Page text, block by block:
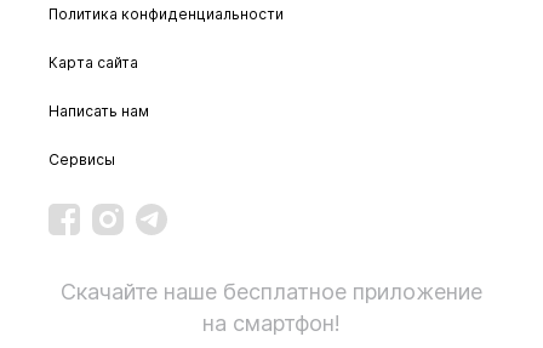
Политика конфиденциальности
Карта сайта
Написать нам
Сервисы
Скачайте наше бесплатное приложение
на смартфон!